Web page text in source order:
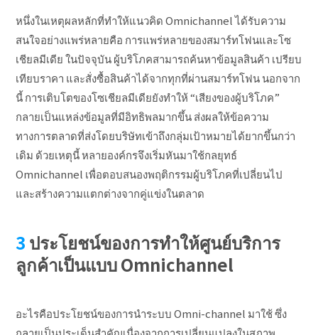
หนึ่งในเหตุผลหลักที่ทำให้แนวคิด Omnichannel ได้รับความ
สนใจอย่างแพร่หลายคือ การแพร่หลายของสมาร์ทโฟนและโซ
เชียลมีเดีย ในปัจจุบัน ผู้บริโภคสามารถค้นหาข้อมูลสินค้า เปรียบ
เทียบราคา และสั่งซื้อสินค้าได้จากทุกที่ผ่านสมาร์ทโฟน นอกจาก
นี้ การเติบโตของโซเชียลมีเดียยังทำให้ “เสียงของผู้บริโภค”
กลายเป็นแหล่งข้อมูลที่มีอิทธิพลมากขึ้น ส่งผลให้ข้อความ
ทางการตลาดที่ส่งโดยบริษัทเข้าถึงกลุ่มเป้าหมายได้ยากขึ้นกว่า
เดิม ด้วยเหตุนี้ หลายองค์กรจึงเริ่มหันมาใช้กลยุทธ์
Omnichannel เพื่อตอบสนองพฤติกรรมผู้บริโภคที่เปลี่ยนไป
และสร้างความแตกต่างจากคู่แข่งในตลาด
ประโยชน์ของการทำให้ศูนย์บริการ
ลูกค้าเป็นแบบ Omnichannel
อะไรคือประโยชน์ของการนำระบบ Omni-channel มาใช้ ซึ่ง